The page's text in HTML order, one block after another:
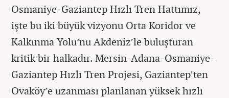
Osmaniye-Gaziantep Hızlı Tren Hattımız,
işte bu iki büyük vizyonu Orta Koridor ve
Kalkınma Yolu’nu Akdeniz’le buluşturan
kritik bir halkadır. Mersin-Adana-Osmaniye-
Gaziantep Hızlı Tren Projesi, Gaziantep’ten
Ovaköy’e uzanması planlanan yüksek hızlı